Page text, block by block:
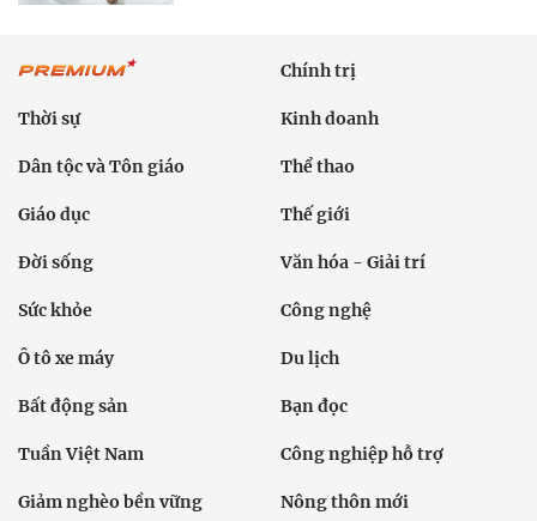
Chính trị
Thời sự Kinh doanh
Dân tộc và Tôn giáo Thể thao
Giáo dục Thế giới
Đời sống Văn hóa - Giải trí
Sức khỏe Công nghệ
Ô tô xe máy Du lịch
Bất động sản Bạn đọc
Tuần Việt Nam Công nghiệp hỗ trợ
Giảm nghèo bền vững Nông thôn mới